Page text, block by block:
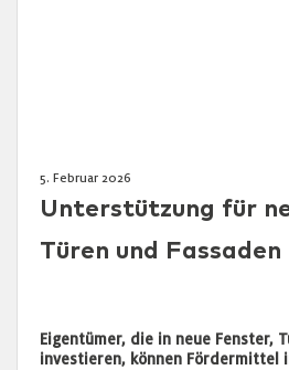
5. Februar 2026
Unterstützung für
Türen und Fassaden
Eigentümer, die in neue Fenster,
investieren, können Fördermittel